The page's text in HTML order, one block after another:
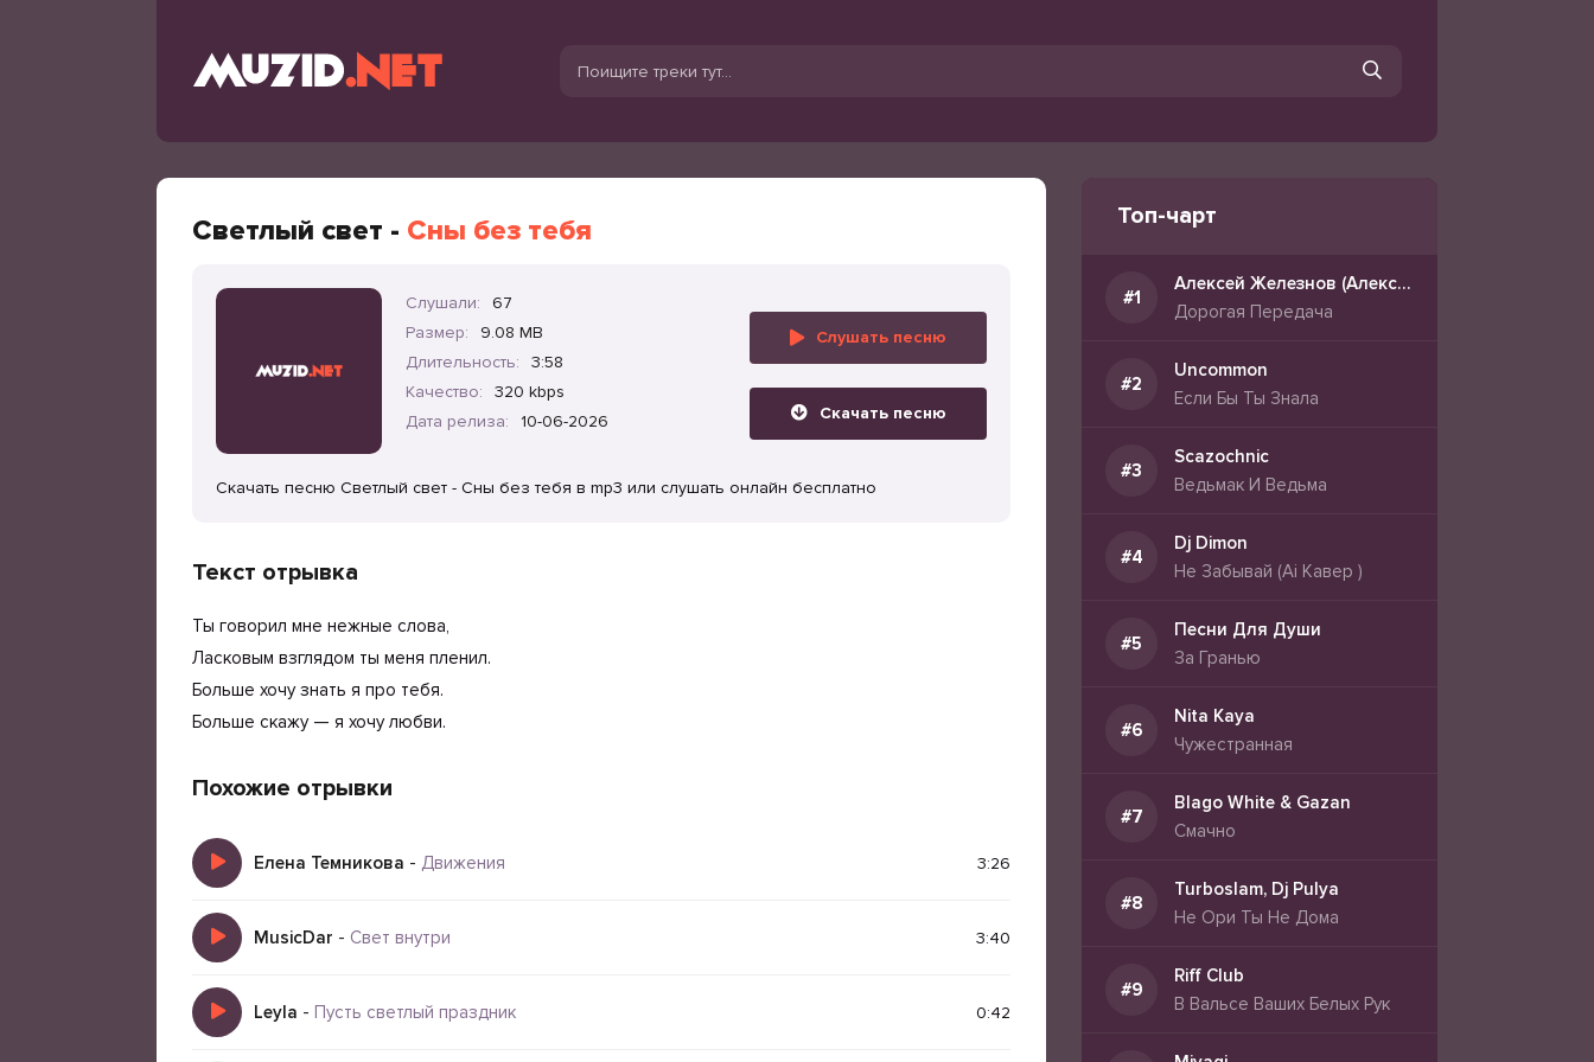
Светлый свет - Сны без тебя
Слушали:
67
Размер:
9.08 MB
Длительность:
3:58
Качество:
320 kbps
Дата релиза:
10-06-2026
Слушать песню
Скачать песню
Скачать песню Светлый свет - Сны без тебя в mp3 или слушать онлайн бесплатно
Текст отрывка
Ты говорил мне нежные слова,
Ласковым взглядом ты меня пленил.
Больше хочу знать я про тебя.
Больше скажу — я хочу любви.
Похожие отрывки
Елена Темникова - Движения 3:26
MusicDar - Свет внутри 3:40
Leyla - Пусть светлый праздник 0:42
Топ-чарт
Алексей Железнов (Алекс Авни)
Дорогая Передача
Uncommon
Если Бы Ты Знала
Scazochnic
Ведьмак И Ведьма
Dj Dimon
Не Забывай (Ai Кавер )
Песни Для Души
За Гранью
Nita Kaya
Чужестранная
Blago White & Gazan
Смачно
Turboslam, Dj Pulya
Не Ори Ты Не Дома
Riff Club
В Вальсе Ваших Белых Рук